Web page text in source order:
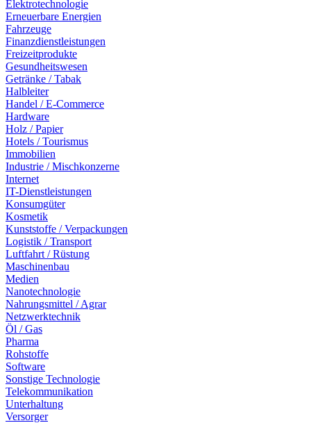
Elektrotechnologie
Erneuerbare Energien
Fahrzeuge
Finanzdienstleistungen
Freizeitprodukte
Gesundheitswesen
Getränke / Tabak
Halbleiter
Handel / E-Commerce
Hardware
Holz / Papier
Hotels / Tourismus
Immobilien
Industrie / Mischkonzerne
Internet
IT-Dienstleistungen
Konsumgüter
Kosmetik
Kunststoffe / Verpackungen
Logistik / Transport
Luftfahrt / Rüstung
Maschinenbau
Medien
Nanotechnologie
Nahrungsmittel / Agrar
Netzwerktechnik
Öl / Gas
Pharma
Rohstoffe
Software
Sonstige Technologie
Telekommunikation
Unterhaltung
Versorger